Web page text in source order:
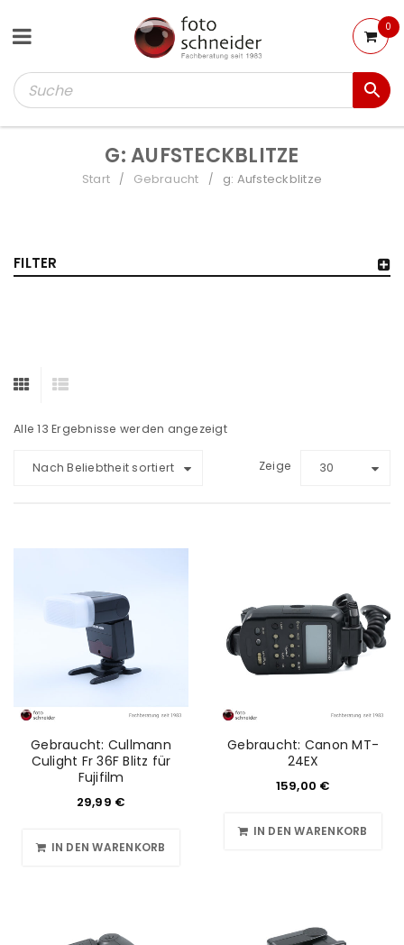
0
G: AUFSTECKBLITZE
Start / Gebraucht / g: Aufsteckblitze
FILTER
Alle 13 Ergebnisse werden angezeigt
Nach Beliebtheit sortiert Zeige 30
Gebraucht: Cullmann
Culight Fr 36F Blitz für
Fujifilm
29,99 €
IN DEN WARENKORB
Gebraucht: Canon MT-
24EX
159,00 €
IN DEN WARENKORB